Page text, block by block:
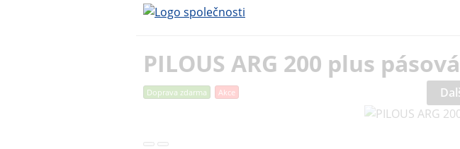
PILOUS ARG 200 plus
Doprava zdarma Akce